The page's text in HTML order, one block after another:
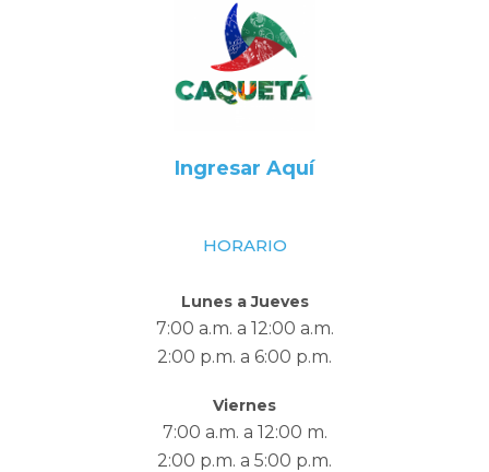
Ingresar Aquí
HORARIO
Lunes a Jueves
7:00 a.m. a 12:00 a.m.
2:00 p.m. a 6:00 p.m.
Viernes
7:00 a.m. a 12:00 m.
2:00 p.m. a 5:00 p.m.